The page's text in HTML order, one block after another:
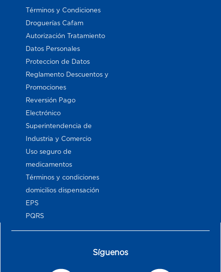
Términos y Condiciones
Droguerías Cafam
Autorización Tratamiento
Datos Personales
Proteccion de Datos
Reglamento Descuentos y
Promociones
Reversión Pago
Electrónico
Superintendencia de
Industria y Comercio
Uso seguro de
medicamentos
Términos y condiciones
domicilios dispensación
EPS
PQRS
Síguenos